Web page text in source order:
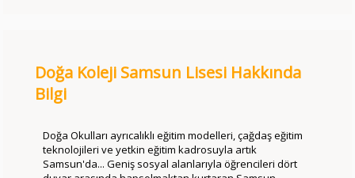
Doğa Koleji Samsun Lisesi Hakkında
Bilgi
Doğa Okulları ayrıcalıklı eğitim modelleri, çağdaş eğitim
teknolojileri ve yetkin eğitim kadrosuyla artık
Samsun'da... Geniş sosyal alanlarıyla öğrencileri dört